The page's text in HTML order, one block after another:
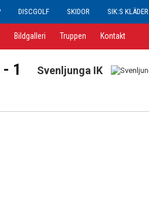
DISCGOLF SKIDOR SIK:S KLÄDER
Bildgalleri Truppen Kontakt
- 1 Svenljunga IK